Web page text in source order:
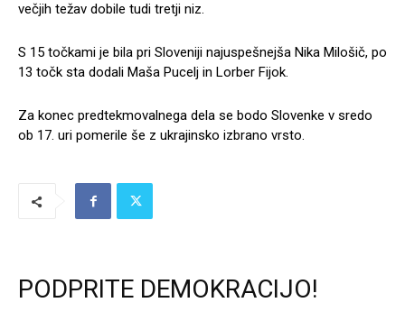
večjih težav dobile tudi tretji niz.
S 15 točkami je bila pri Sloveniji najuspešnejša Nika Milošič, po
13 točk sta dodali Maša Pucelj in Lorber Fijok.
Za konec predtekmovalnega dela se bodo Slovenke v sredo
ob 17. uri pomerile še z ukrajinsko izbrano vrsto.
PODPRITE DEMOKRACIJO!